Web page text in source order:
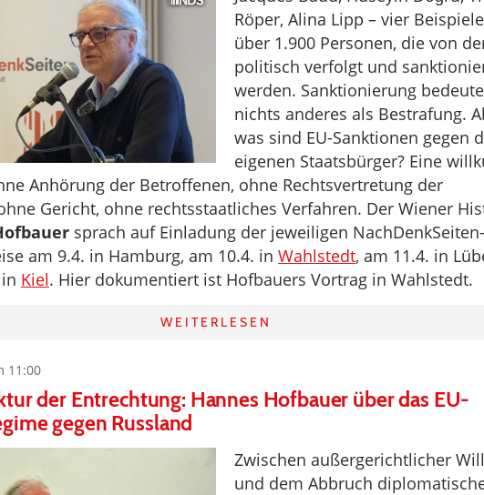
Röper, Alina Lipp – vier
über 1.900 Personen, die von
politisch verfolgt und
werden. Sanktionierung
nichts anderes als Bestrafung.
was sind EU-Sanktionen gegen
eigenen Staatsbürger? Eine
Anhörung der Betroffenen, ohne Rechtsvertretung der
Gericht, ohne rechtsstaatliches Verfahren. Der Wiener
sprach auf Einladung der jeweiligen NachDenkSeiten-
am 9.4. in Hamburg, am 10.4. in Wahlstedt, am 11.4. in
Kiel. Hier dokumentiert ist Hofbauers Vortrag in Wahlstedt.
WEITERLESEN
11:00
der Entrechtung: Hannes Hofbauer über das EU-
gegen Russland
Zwischen außergerichtlicher
und dem Abbruch